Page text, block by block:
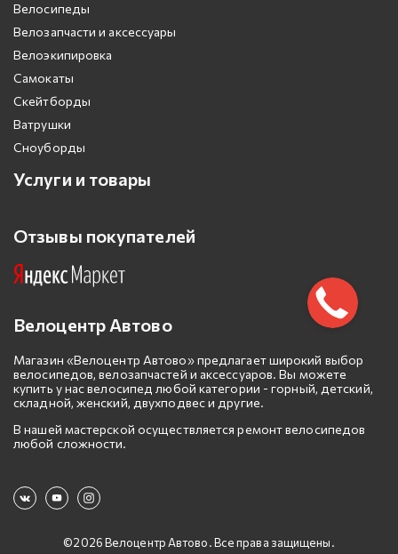
Велосипеды
Велозапчасти и аксессуары
Велоэкипировка
Самокаты
Скейтборды
Ватрушки
Сноуборды
Услуги и товары
Отзывы покупателей
Велоцентр Автово
Магазин «Велоцентр Автово» предлагает широкий выбор
велосипедов, велозапчастей и аксессуаров. Вы можете
купить у нас велосипед любой категории - горный, детский,
складной, женский, двухподвес и другие.
В нашей мастерской осуществляется ремонт велосипедов
любой сложности.
©2026 Велоцентр Автово. Все права защищены.